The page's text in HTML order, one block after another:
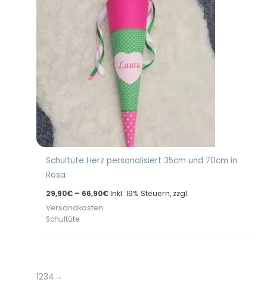
Schultüte Herz personalisiert 35cm und 70cm in
Rosa
29,90€ – 66,90€Preisspanne:
Inkl. 19% Steuern, zzgl.
Versandkosten
Schultüte
1234 →